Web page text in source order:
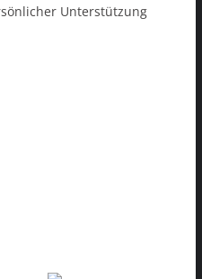
Unterstützung